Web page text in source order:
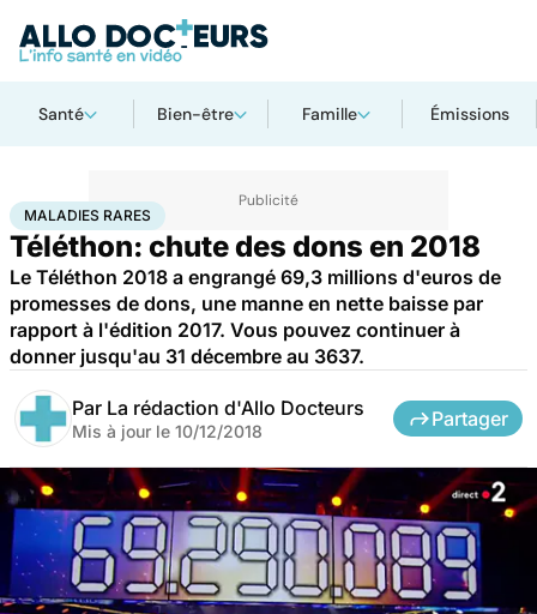
Santé Bien-être Famille Émissions
AccueilSantéMaladies Maladies raresMaladies rares
MALADIES RARES
Téléthon: chute des dons en 2018
Le Téléthon 2018 a engrangé 69,3 millions d'euros de
promesses de dons, une manne en nette baisse par
rapport à l'édition 2017. Vous pouvez continuer à
donner jusqu'au 31 décembre au 3637.
Par La rédaction d'Allo Docteurs
Mis à jour le 10/12/2018
Partager